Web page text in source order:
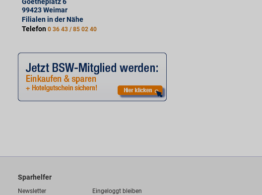
99423Weimar
Filialen in der Nähe
Telefon 0 36 43 / 85 02 40
Sparhelfer
Newsletter
Eingeloggt bleiben